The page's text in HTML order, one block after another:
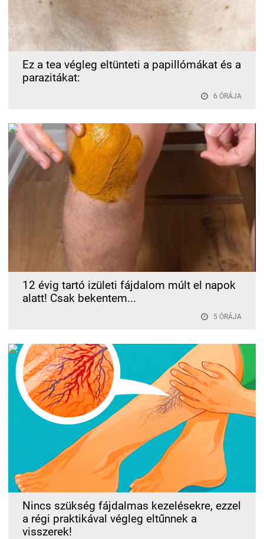
Ez a tea végleg eltünteti a papillómákat és a
parazitákat:
6 ÓRÁJA
12 évig tartó izületi fájdalom múlt el napok
alatt! Csak bekentem...
5 ÓRÁJA
Nincs szükség fájdalmas kezelésekre, ezzel
a régi praktikával végleg eltűnnek a
visszerek!